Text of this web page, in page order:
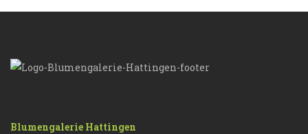
Blumengalerie Hattingen